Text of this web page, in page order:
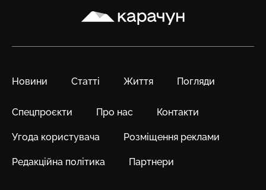
Карачун
Новини Статті Життя Погляди
Спецпроєкти Про нас Контакти
Угода користувача Розміщення реклами
Редакційна політика Партнери